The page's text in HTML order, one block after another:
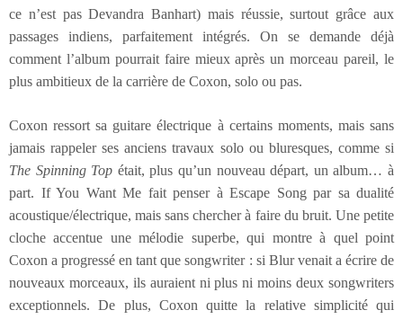
ce n’est pas Devandra Banhart) mais réussie, surtout grâce aux
passages indiens, parfaitement intégrés. On se demande déjà
comment l’album pourrait faire mieux après un morceau pareil, le
plus ambitieux de la carrière de Coxon, solo ou pas.
Coxon ressort sa guitare électrique à certains moments, mais sans
jamais rappeler ses anciens travaux solo ou bluresques, comme si
The Spinning Top était, plus qu’un nouveau départ, un album… à
part. If You Want Me fait penser à Escape Song par sa dualité
acoustique/électrique, mais sans chercher à faire du bruit. Une petite
cloche accentue une mélodie superbe, qui montre à quel point
Coxon a progressé en tant que songwriter : si Blur venait a écrire de
nouveaux morceaux, ils auraient ni plus ni moins deux songwriters
exceptionnels. De plus, Coxon quitte la relative simplicité qui